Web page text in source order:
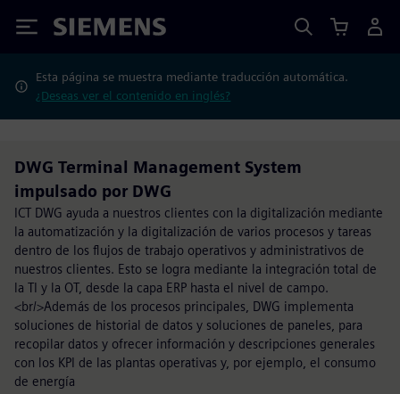
Siemens
Esta página se muestra mediante traducción automática.
¿Deseas ver el contenido en inglés?
DWG Terminal Management System
impulsado por DWG
ICT DWG ayuda a nuestros clientes con la digitalización mediante
la automatización y la digitalización de varios procesos y tareas
dentro de los flujos de trabajo operativos y administrativos de
nuestros clientes. Esto se logra mediante la integración total de
la TI y la OT, desde la capa ERP hasta el nivel de campo.
<br/>Además de los procesos principales, DWG implementa
soluciones de historial de datos y soluciones de paneles, para
recopilar datos y ofrecer información y descripciones generales
con los KPI de las plantas operativas y, por ejemplo, el consumo
de energía